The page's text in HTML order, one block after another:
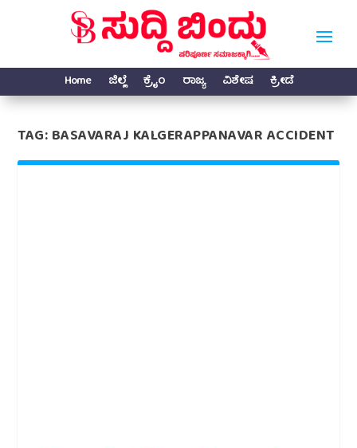
Home ಜಿಲ್ಲೆ ಕ್ರೈಂ ರಾಜ್ಯ ವಿಶೇಷ ಕ್ರೀಡೆ
TAG:BASAVARAJ KALGERAPPANAVAR ACCIDENT